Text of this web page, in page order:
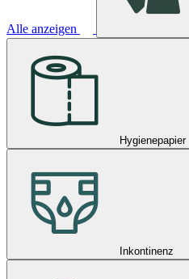
Alle anzeigen
Hygienepapier
Inkontinenz